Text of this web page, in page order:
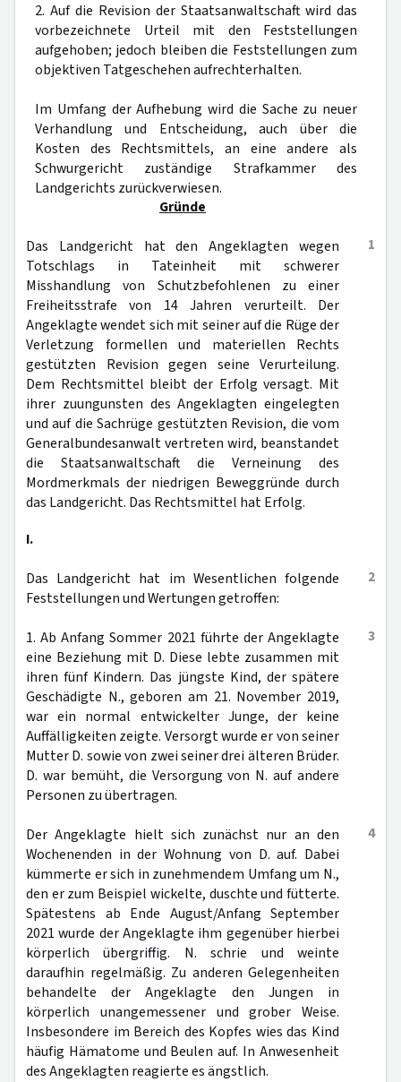
2. Auf die Revision der Staatsanwaltschaft wird das
vorbezeichnete Urteil mit den Feststellungen
aufgehoben; jedoch bleiben die Feststellungen zum
objektiven Tatgeschehen aufrechterhalten.
Im Umfang der Aufhebung wird die Sache zu neuer
Verhandlung und Entscheidung, auch über die
Kosten des Rechtsmittels, an eine andere als
Schwurgericht zuständige Strafkammer des
Landgerichts zurückverwiesen.
Gründe
1
Das Landgericht hat den Angeklagten wegen
Totschlags in Tateinheit mit schwerer
Misshandlung von Schutzbefohlenen zu einer
Freiheitsstrafe von 14 Jahren verurteilt. Der
Angeklagte wendet sich mit seiner auf die Rüge der
Verletzung formellen und materiellen Rechts
gestützten Revision gegen seine Verurteilung.
Dem Rechtsmittel bleibt der Erfolg versagt. Mit
ihrer zuungunsten des Angeklagten eingelegten
und auf die Sachrüge gestützten Revision, die vom
Generalbundesanwalt vertreten wird, beanstandet
die Staatsanwaltschaft die Verneinung des
Mordmerkmals der niedrigen Beweggründe durch
das Landgericht. Das Rechtsmittel hat Erfolg.
I.
2
Das Landgericht hat im Wesentlichen folgende
Feststellungen und Wertungen getroffen:
3
1. Ab Anfang Sommer 2021 führte der Angeklagte
eine Beziehung mit D. Diese lebte zusammen mit
ihren fünf Kindern. Das jüngste Kind, der spätere
Geschädigte N., geboren am 21. November 2019,
war ein normal entwickelter Junge, der keine
Auffälligkeiten zeigte. Versorgt wurde er von seiner
Mutter D. sowie von zwei seiner drei älteren Brüder.
D. war bemüht, die Versorgung von N. auf andere
Personen zu übertragen.
4
Der Angeklagte hielt sich zunächst nur an den
Wochenenden in der Wohnung von D. auf. Dabei
kümmerte er sich in zunehmendem Umfang um N.,
den er zum Beispiel wickelte, duschte und fütterte.
Spätestens ab Ende August/Anfang September
2021 wurde der Angeklagte ihm gegenüber hierbei
körperlich übergriffig. N. schrie und weinte
daraufhin regelmäßig. Zu anderen Gelegenheiten
behandelte der Angeklagte den Jungen in
körperlich unangemessener und grober Weise.
Insbesondere im Bereich des Kopfes wies das Kind
häufig Hämatome und Beulen auf. In Anwesenheit
des Angeklagten reagierte es ängstlich.